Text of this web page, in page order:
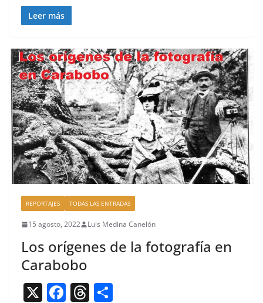
o
k
c
b
o
o
k
d
s
ar
tir
Leer más
REPORTAJES TODAS LAS ENTRADAS
15 agosto, 2022 Luis Medina Canelón
Los orígenes de la fotografía en
Carabobo
X F T